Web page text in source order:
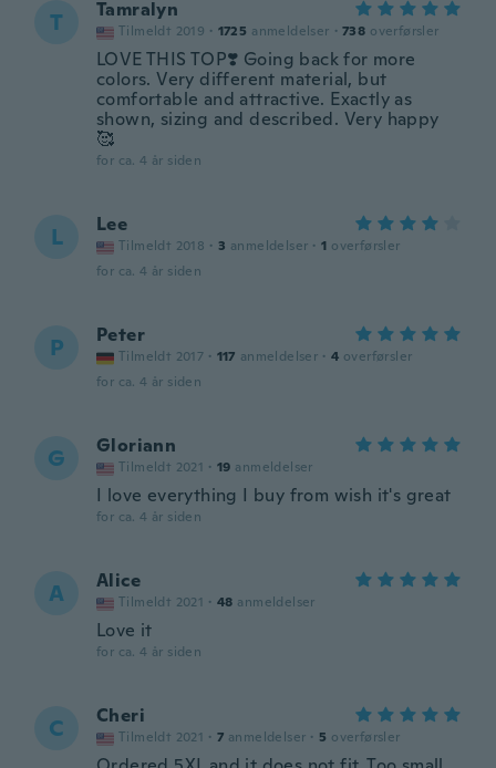
T Tamralyn
Tilmeldt 2019 · 1725 anmeldelser · 738 overførsler
LOVE THIS TOP❣️ Going back for more
colors. Very different material, but
comfortable and attractive. Exactly as
shown, sizing and described. Very happy
🥰
for ca. 4 år siden
L Lee
Tilmeldt 2018 · 3 anmeldelser · 1 overførsler
for ca. 4 år siden
P Peter
Tilmeldt 2017 · 117 anmeldelser · 4 overførsler
for ca. 4 år siden
G Gloriann
Tilmeldt 2021 · 19 anmeldelser
I love everything I buy from wish it's great
for ca. 4 år siden
A Alice
Tilmeldt 2021 · 48 anmeldelser
Love it
for ca. 4 år siden
C Cheri
Tilmeldt 2021 · 7 anmeldelser · 5 overførsler